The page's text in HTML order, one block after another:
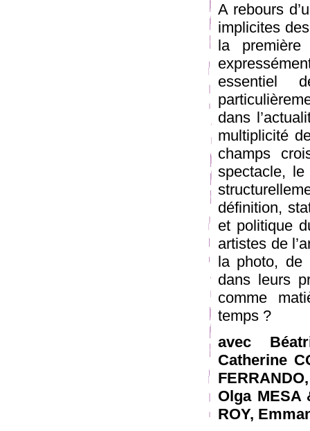
A rebours
implicites
la
essentiel
dans
multiplicité
champs
spectacle,
définition,
et politique
artistes de
la photo, de
dans leurs
comme
temps ?
avec
Catherine
Olga MESA
ROY,